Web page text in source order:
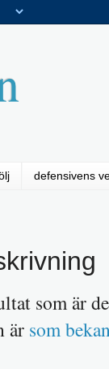
defensivens
som är
är som